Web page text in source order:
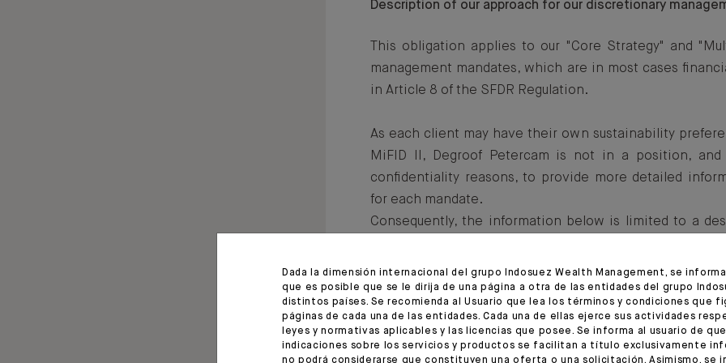
Description of our approach for our discretionary
This obligation applies to our "Core Strategy" and
management mandates, which are in most cases
in Article 8 of the SFDR Regulation.
As each client may have their own sustainability
MiFID II, Degroof Petercam is not in a position,
confidentiality reasons, to provide more detailed
for each mandate.
Consequently, the information below is limited to a
information and SFDR reporting sent to you by
provide specific information about your managed
a. Summary
Dada la dimensión internacional del grupo Indosuez Wealth Management, se
que es posible que se le dirija de una página a otra de las entidades del grupo
distintos países. Se recomienda al Usuario que lea los términos y condiciones que
páginas de cada una de las entidades. Cada una de ellas ejerce sus actividades
leyes y normativas aplicables y las licencias que posee. Se informa al usuario de
indicaciones sobre los servicios y productos se facilitan a título exclusivamente
no podrá considerarse que constituyen una oferta o una solicitación. Asimismo, se